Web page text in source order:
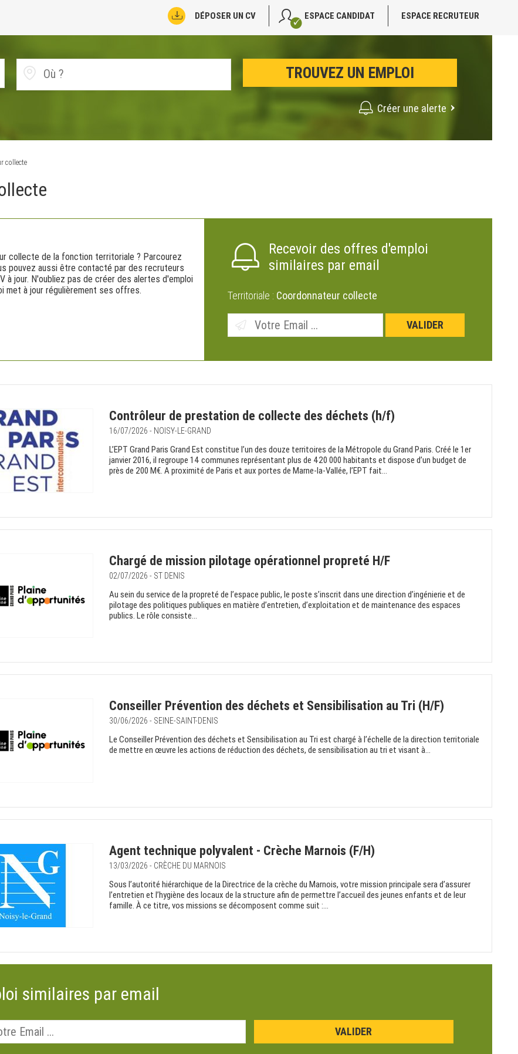
DÉPOSER UN CV ESPACE CANDIDAT ESPACE RECRUTEUR
Créer une alerte
collecte
collecte de la fonction territoriale ? Parcourez
pouvez aussi être contacté par des recruteurs
jour. N'oubliez pas de créer des alertes d'emploi
met à jour régulièrement ses offres.
Recevoir des offres d'emploi
similaires par email
Territoriale : Coordonnateur collecte
Contrôleur de prestation de collecte des déchets (h/f)
16/07/2026 - NOISY-LE-GRAND
L’EPT Grand Paris Grand Est constitue l’un des douze territoires de la Métropole du Grand Paris. Créé le 1er
janvier 2016, il regroupe 14 communes représentant plus de 420 000 habitants et dispose d’un budget de
près de 200 M€. A proximité de Paris et aux portes de Marne-la-Vallée, l’EPT fait...
Chargé de mission pilotage opérationnel propreté H/F
02/07/2026 - ST DENIS
Au sein du service de la propreté de l’espace public, le poste s’inscrit dans une direction d’ingénierie et de
pilotage des politiques publiques en matière d’entretien, d’exploitation et de maintenance des espaces
publics. Le rôle consiste...
Conseiller Prévention des déchets et Sensibilisation au Tri (H/F)
30/06/2026 - SEINE-SAINT-DENIS
Le Conseiller Prévention des déchets et Sensibilisation au Tri est chargé à l’échelle de la direction territoriale
de mettre en œuvre les actions de réduction des déchets, de sensibilisation au tri et visant à...
Agent technique polyvalent - Crèche Marnois (F/H)
13/03/2026 - CRÈCHE DU MARNOIS
Sous l’autorité hiérarchique de la Directrice de la crèche du Marnois, votre mission principale sera d’assurer
l’entretien et l’hygiène des locaux de la structure afin de permettre l’accueil des jeunes enfants et de leur
famille. À ce titre, vos missions se décomposent comme suit :...
similaires par email